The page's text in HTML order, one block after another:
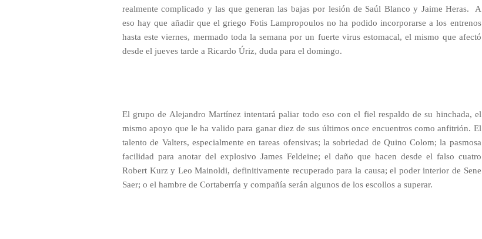
realmente complicado y las que generan las bajas por lesión de Saúl Blanco y Jaime Heras.
A
eso hay que añadir que el griego Fotis Lampropoulos no ha podido incorporarse a los entrenos
hasta este viernes, mermado toda la semana por un fuerte virus estomacal, el mismo que afectó
desde el jueves tarde a Ricardo Úriz, duda para el domingo.
El grupo de Alejandro Martínez intentará paliar todo eso con el fiel respaldo de su hinchada, el
mismo apoyo que le ha valido para ganar diez de sus últimos once encuentros como anfitrión. El
talento de Valters, especialmente en tareas ofensivas; la sobriedad de Quino Colom; la pasmosa
facilidad para anotar del explosivo James Feldeine; el daño que hacen desde el falso cuatro
Robert Kurz y Leo Mainoldi, definitivamente recuperado para la causa; el poder interior de Sene
Saer; o el hambre de Cortaberría y compañía serán algunos de los escollos a superar.